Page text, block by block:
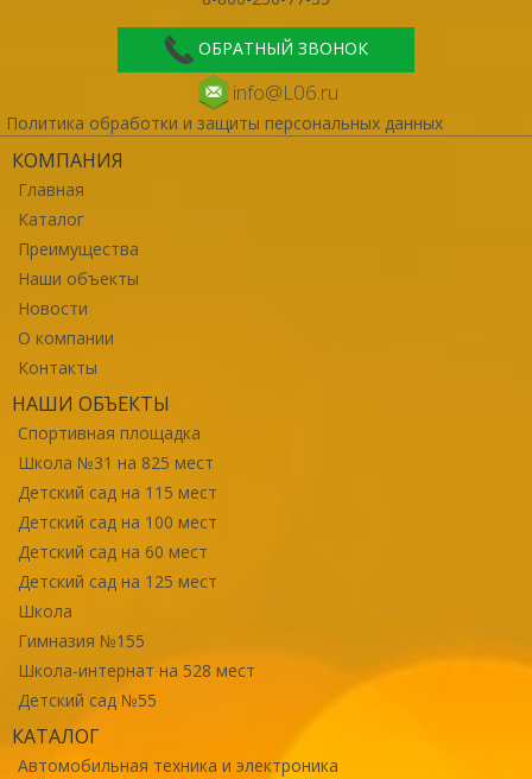
ОБРАТНЫЙ ЗВОНОК
info@L06.ru
Политика обработки и защиты персональных данных
КОМПАНИЯ
Главная
Каталог
Преимущества
Наши объекты
Новости
О компании
Контакты
НАШИ ОБЪЕКТЫ
Спортивная площадка
Школа №31 на 825 мест
Детский сад на 115 мест
Детский сад на 100 мест
Детский сад на 60 мест
Детский сад на 125 мест
Школа
Гимназия №155
Школа-интернат на 528 мест
Детский сад №55
КАТАЛОГ
Автомобильная техника и электроника